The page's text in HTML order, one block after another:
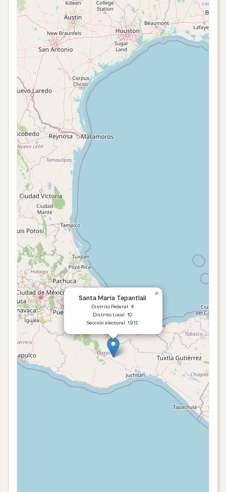
Santa Maria Tepantlali
Distrito Federal: 4
Distrito Local: 10
Sección electoral: 1912
×